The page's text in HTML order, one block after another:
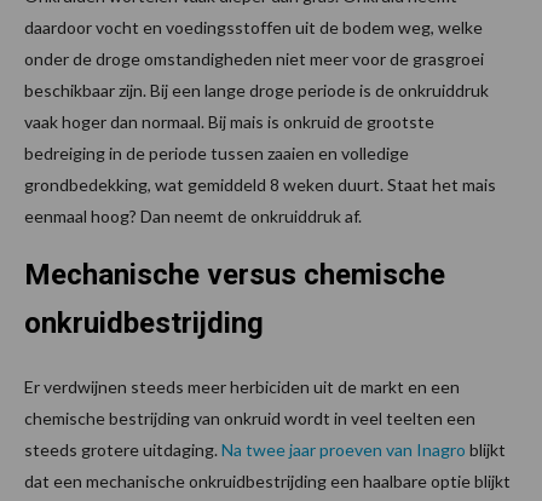
daardoor vocht en voedingsstoffen uit de bodem weg, welke
onder de droge omstandigheden niet meer voor de grasgroei
beschikbaar zijn. Bij een lange droge periode is de onkruiddruk
vaak hoger dan normaal. Bij mais is onkruid de grootste
bedreiging in de periode tussen zaaien en volledige
grondbedekking, wat gemiddeld 8 weken duurt. Staat het mais
eenmaal hoog? Dan neemt de onkruiddruk af.
Mechanische versus chemische
onkruidbestrijding
Er verdwijnen steeds meer herbiciden uit de markt en een
chemische bestrijding van onkruid wordt in veel teelten een
steeds grotere uitdaging. Na twee jaar proeven van Inagro blijkt
dat een mechanische onkruidbestrijding een haalbare optie blijkt